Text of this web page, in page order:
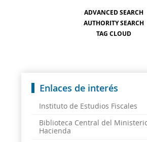
ADVANCED SEARCH
AUTHORITY SEARCH
TAG CLOUD
Enlaces de interés
Instituto de Estudios Fiscales
Biblioteca Central del
Hacienda